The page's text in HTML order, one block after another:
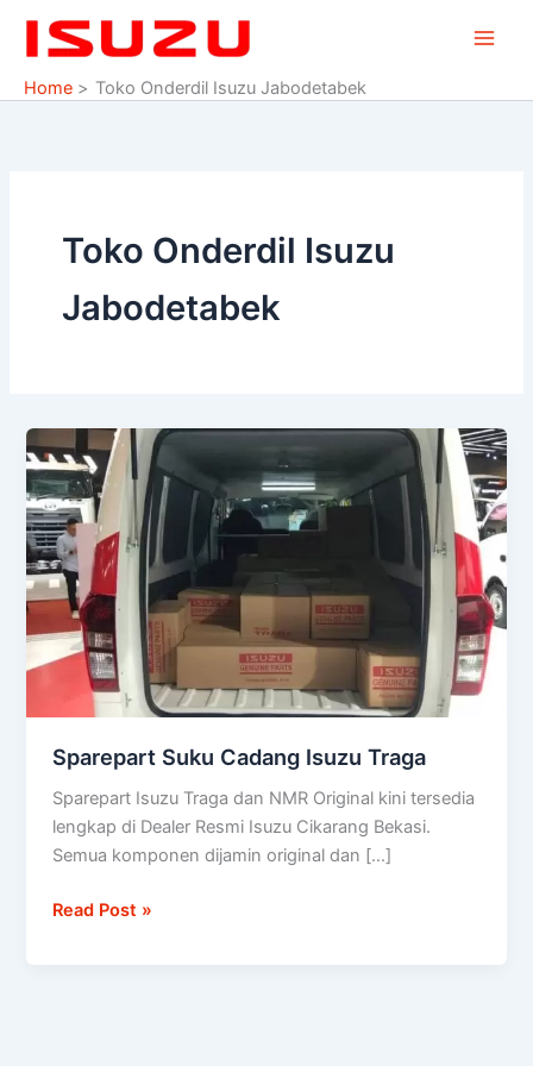
Home
Toko Onderdil Isuzu Jabodetabek
Toko Onderdil Isuzu
Jabodetabek
Sparepart Suku Cadang Isuzu Traga
Sparepart Isuzu Traga dan NMR Original kini tersedia
lengkap di Dealer Resmi Isuzu Cikarang Bekasi.
Semua komponen dijamin original dan […]
Sparepart
Suku
Cadang
Isuzu
Traga
Read Post »